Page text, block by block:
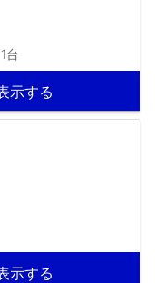
台
示する
示する